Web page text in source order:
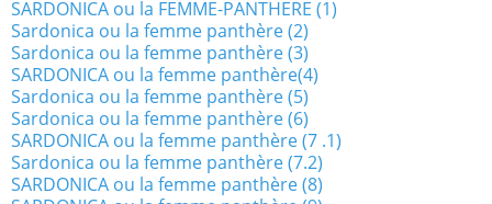
SARDONICA ou la FEMME-PANTHERE (1)
Sardonica ou la femme panthère (2)
Sardonica ou la femme panthère (3)
SARDONICA ou la femme panthère(4)
Sardonica ou la femme panthère (5)
Sardonica ou la femme panthère (6)
SARDONICA ou la femme panthère (7 .1)
Sardonica ou la femme panthère (7.2)
SARDONICA ou la femme panthère (8)